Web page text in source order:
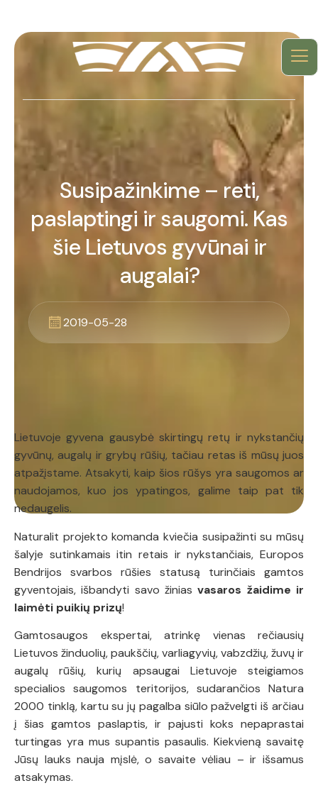
Susipažinkime – reti,
paslaptingi ir saugomi. Kas
šie Lietuvos gyvūnai ir
augalai?
2019-05-28
Lietuvoje gyvena gausybė skirtingų retų ir nykstančių
gyvūnų, augalų ir grybų rūšių, tačiau retas iš mūsų juos
atpažįstame. Atsakyti, kaip šios rūšys yra saugomos ar
naudojamos, kuo jos ypatingos, galime taip pat tik
nedaugelis.
Naturalit projekto komanda kviečia susipažinti su mūsų
šalyje sutinkamais itin retais ir nykstančiais, Europos
Bendrijos svarbos rūšies statusą turinčiais gamtos
gyventojais, išbandyti savo žiniasvasaros žaidime ir
laimėti puikių prizų!
Gamtosaugos ekspertai, atrinkę vienas rečiausių
Lietuvos žinduolių, paukščių, varliagyvių, vabzdžių, žuvų ir
augalų rūšių, kurių apsaugai Lietuvoje steigiamos
specialios saugomos teritorijos, sudarančios Natura
2000 tinklą, kartu su jų pagalba siūlo pažvelgti iš arčiau
į šias gamtos paslaptis, ir pajusti koks nepaprastai
turtingas yra mus supantis pasaulis. Kiekvieną savaitę
Jūsų lauks nauja mįslė, o savaite vėliau – ir išsamus
atsakymas.